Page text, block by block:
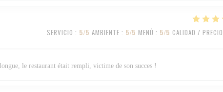
SERVICIO : 5/5 AMBIENTE : 5/5 MENÚ : 5/5 CALIDAD / PRECIO
le restaurant était rempli, victime de son succes !